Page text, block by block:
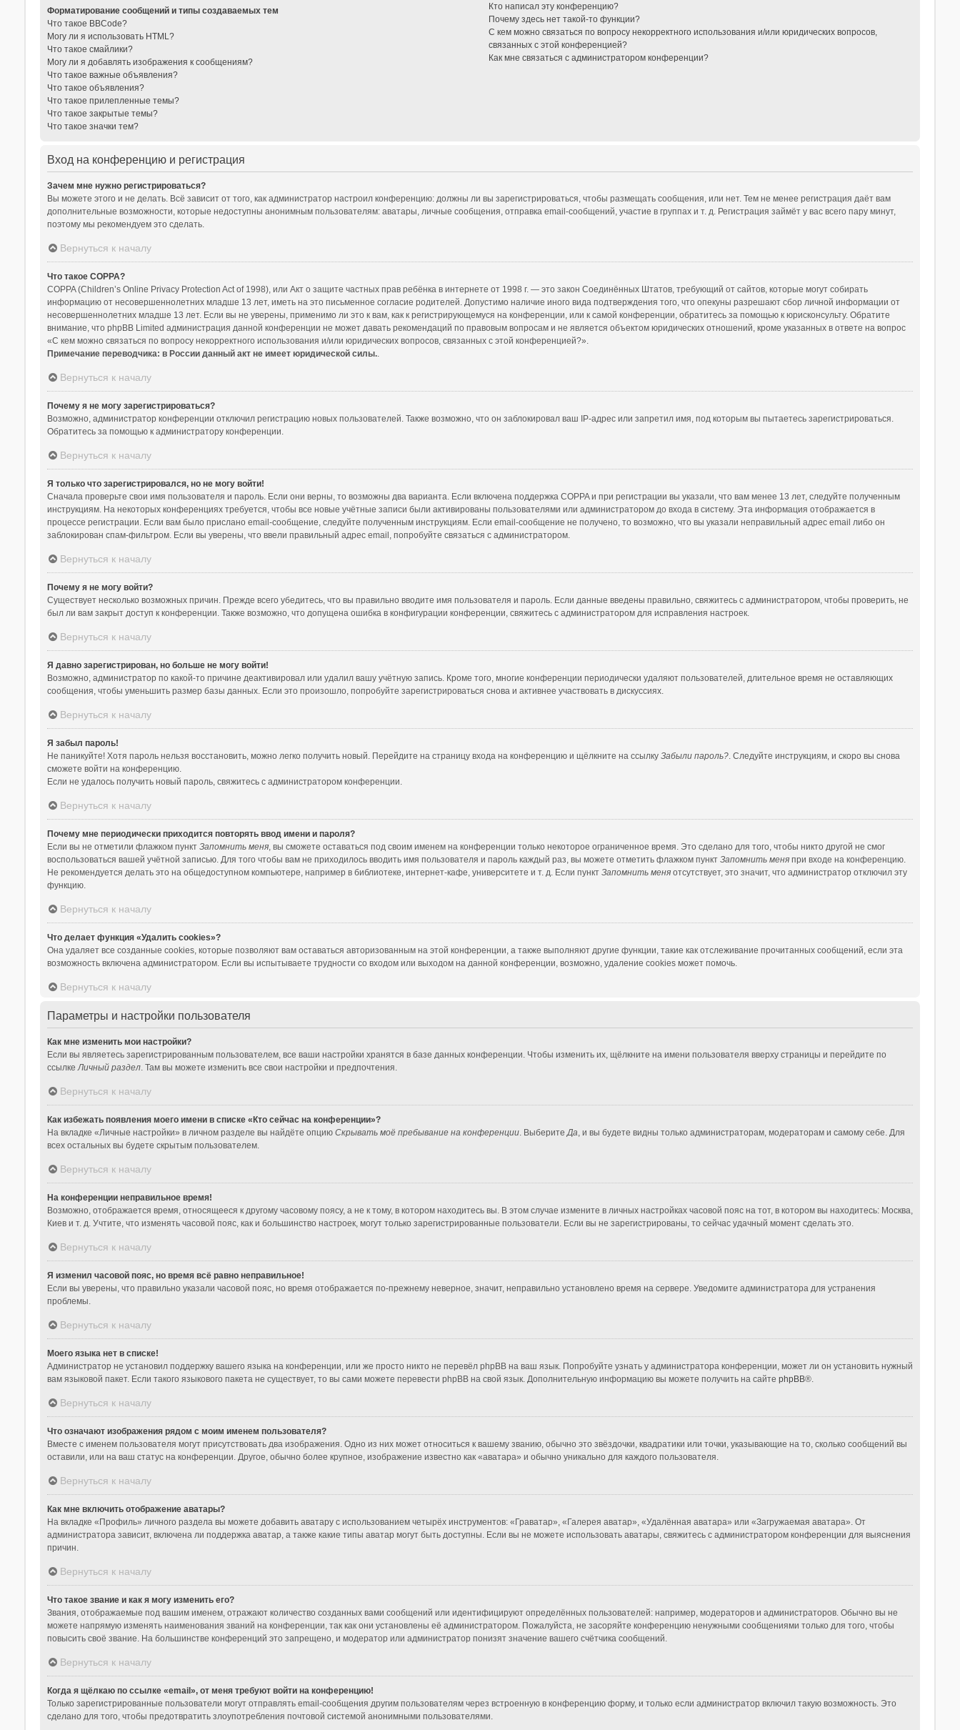
Форматирование сообщений и типы создаваемых тем
Что такое BBCode?
Могу ли я использовать HTML?
Что такое смайлики?
Могу ли я добавлять изображения к сообщениям?
Что такое важные объявления?
Что такое объявления?
Что такое прилепленные темы?
Что такое закрытые темы?
Что такое значки тем?
Кто написал эту конференцию?
Почему здесь нет такой-то функции?
С кем можно связаться по вопросу некорректного использования и/или юридических вопросов,
связанных с этой конференцией?
Как мне связаться с администратором конференции?
Вход на конференцию и регистрация
Зачем мне нужно регистрироваться?
Вы можете этого и не делать. Всё зависит от того, как администратор настроил конференцию: должны ли вы зарегистрироваться, чтобы размещать сообщения, или нет. Тем не менее регистрация даёт вам
дополнительные возможности, которые недоступны анонимным пользователям: аватары, личные сообщения, отправка email-сообщений, участие в группах и т. д. Регистрация займёт у вас всего пару минут,
поэтому мы рекомендуем это сделать.
Вернуться к началу
Что такое COPPA?
COPPA (Children’s Online Privacy Protection Act of 1998), или Акт о защите частных прав ребёнка в интернете от 1998 г. — это закон Соединённых Штатов, требующий от сайтов, которые могут собирать
информацию от несовершеннолетних младше 13 лет, иметь на это письменное согласие родителей. Допустимо наличие иного вида подтверждения того, что опекуны разрешают сбор личной информации от
несовершеннолетних младше 13 лет. Если вы не уверены, применимо ли это к вам, как к регистрирующемуся на конференции, или к самой конференции, обратитесь за помощью к юрисконсульту. Обратите
внимание, что phpBB Limited администрация данной конференции не может давать рекомендаций по правовым вопросам и не является объектом юридических отношений, кроме указанных в ответе на вопрос
«С кем можно связаться по вопросу некорректного использования и/или юридических вопросов, связанных с этой конференцией?».
Примечание переводчика: в России данный акт не имеет юридической силы..
Вернуться к началу
Почему я не могу зарегистрироваться?
Возможно, администратор конференции отключил регистрацию новых пользователей. Также возможно, что он заблокировал ваш IP-адрес или запретил имя, под которым вы пытаетесь зарегистрироваться.
Обратитесь за помощью к администратору конференции.
Вернуться к началу
Я только что зарегистрировался, но не могу войти!
Сначала проверьте свои имя пользователя и пароль. Если они верны, то возможны два варианта. Если включена поддержка COPPA и при регистрации вы указали, что вам менее 13 лет, следуйте полученным
инструкциям. На некоторых конференциях требуется, чтобы все новые учётные записи были активированы пользователями или администратором до входа в систему. Эта информация отображается в
процессе регистрации. Если вам было прислано email-сообщение, следуйте полученным инструкциям. Если email-сообщение не получено, то возможно, что вы указали неправильный адрес email либо он
заблокирован спам-фильтром. Если вы уверены, что ввели правильный адрес email, попробуйте связаться с администратором.
Вернуться к началу
Почему я не могу войти?
Существует несколько возможных причин. Прежде всего убедитесь, что вы правильно вводите имя пользователя и пароль. Если данные введены правильно, свяжитесь с администратором, чтобы проверить, не
был ли вам закрыт доступ к конференции. Также возможно, что допущена ошибка в конфигурации конференции, свяжитесь с администратором для исправления настроек.
Вернуться к началу
Я давно зарегистрирован, но больше не могу войти!
Возможно, администратор по какой-то причине деактивировал или удалил вашу учётную запись. Кроме того, многие конференции периодически удаляют пользователей, длительное время не оставляющих
сообщения, чтобы уменьшить размер базы данных. Если это произошло, попробуйте зарегистрироваться снова и активнее участвовать в дискуссиях.
Вернуться к началу
Я забыл пароль!
Не паникуйте! Хотя пароль нельзя восстановить, можно легко получить новый. Перейдите на страницу входа на конференцию и щёлкните на ссылку Забыли пароль?. Следуйте инструкциям, и скоро вы снова
сможете войти на конференцию.
Если не удалось получить новый пароль, свяжитесь с администратором конференции.
Вернуться к началу
Почему мне периодически приходится повторять ввод имени и пароля?
Если вы не отметили флажком пункт Запомнить меня, вы сможете оставаться под своим именем на конференции только некоторое ограниченное время. Это сделано для того, чтобы никто другой не смог
воспользоваться вашей учётной записью. Для того чтобы вам не приходилось вводить имя пользователя и пароль каждый раз, вы можете отметить флажком пункт Запомнить меняпри входе на конференцию.
Не рекомендуется делать это на общедоступном компьютере, например в библиотеке, интернет-кафе, университете и т. д. Если пункт Запомнить меняотсутствует, это значит, что администратор отключил эту
функцию.
Вернуться к началу
Что делает функция «Удалить cookies»?
Она удаляет все созданные cookies, которые позволяют вам оставаться авторизованным на этой конференции, а также выполняют другие функции, такие как отслеживание прочитанных сообщений, если эта
возможность включена администратором. Если вы испытываете трудности со входом или выходом на данной конференции, возможно, удаление cookies может помочь.
Вернуться к началу
Параметры и настройки пользователя
Как мне изменить мои настройки?
Если вы являетесь зарегистрированным пользователем, все ваши настройки хранятся в базе данных конференции. Чтобы изменить их, щёлкните на имени пользователя вверху страницы и перейдите по
ссылке Личный раздел. Там вы можете изменить все свои настройки и предпочтения.
Вернуться к началу
Как избежать появления моего имени в списке «Кто сейчас на конференции»?
На вкладке «Личные настройки» в личном разделе вы найдёте опцию Скрывать моё пребывание на конференции. Выберите Да , и вы будете видны только администраторам, модераторам и самому себе. Для
всех остальных вы будете скрытым пользователем.
Вернуться к началу
На конференции неправильное время!
Возможно, отображается время, относящееся к другому часовому поясу, а не к тому, в котором находитесь вы. В этом случае измените в личных настройках часовой пояс на тот, в котором вы находитесь: Москва,
Киев и т. д. Учтите, что изменять часовой пояс, как и большинство настроек, могут только зарегистрированные пользователи. Если вы не зарегистрированы, то сейчас удачный момент сделать это.
Вернуться к началу
Я изменил часовой пояс, но время всё равно неправильное!
Если вы уверены, что правильно указали часовой пояс, но время отображается по-прежнему неверное, значит, неправильно установлено время на сервере. Уведомите администратора для устранения
проблемы.
Вернуться к началу
Моего языка нет в списке!
Администратор не установил поддержку вашего языка на конференции, или же просто никто не перевёл phpBB на ваш язык. Попробуйте узнать у администратора конференции, может ли он установить нужный
вам языковой пакет. Если такого языкового пакета не существует, то вы сами можете перевести phpBB на свой язык. Дополнительную информацию вы можете получить на сайте phpBB®.
Вернуться к началу
Что означают изображения рядом с моим именем пользователя?
Вместе с именем пользователя могут присутствовать два изображения. Одно из них может относиться к вашему званию, обычно это звёздочки, квадратики или точки, указывающие на то, сколько сообщений вы
оставили, или на ваш статус на конференции. Другое, обычно более крупное, изображение известно как «аватара» и обычно уникально для каждого пользователя.
Вернуться к началу
Как мне включить отображение аватары?
На вкладке «Профиль» личного раздела вы можете добавить аватару с использованием четырёх инструментов: «Граватар», «Галерея аватар», «Удалённая аватара» или «Загружаемая аватара». От
администратора зависит, включена ли поддержка аватар, а также какие типы аватар могут быть доступны. Если вы не можете использовать аватары, свяжитесь с администратором конференции для выяснения
причин.
Вернуться к началу
Что такое звание и как я могу изменить его?
Звания, отображаемые под вашим именем, отражают количество созданных вами сообщений или идентифицируют определённых пользователей: например, модераторов и администраторов. Обычно вы не
можете напрямую изменять наименования званий на конференции, так как они установлены её администратором. Пожалуйста, не засоряйте конференцию ненужными сообщениями только для того, чтобы
повысить своё звание. На большинстве конференций это запрещено, и модератор или администратор понизят значение вашего счётчика сообщений.
Вернуться к началу
Когда я щёлкаю по ссылке «email», от меня требуют войти на конференцию!
Только зарегистрированные пользователи могут отправлять email-сообщения другим пользователям через встроенную в конференцию форму, и только если администратор включил такую возможность. Это
сделано для того, чтобы предотвратить злоупотребления почтовой системой анонимными пользователями.